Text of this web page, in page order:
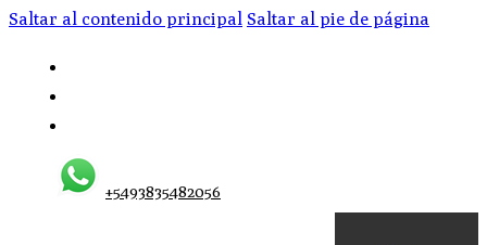
Saltar al contenido principal Saltar al pie de página
+5493835482056